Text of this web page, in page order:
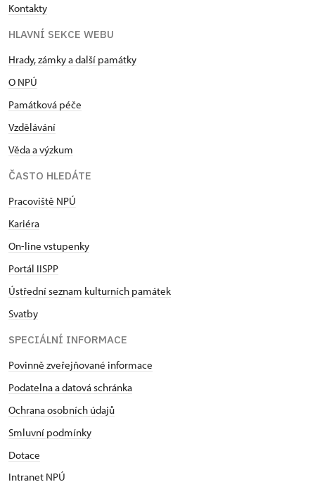
Kontakty
HLAVNÍ SEKCE WEBU
Hrady, zámky a další památky
O NPÚ
Památková péče
Vzdělávání
Věda a výzkum
ČASTO HLEDÁTE
Pracoviště NPÚ
Kariéra
On-line vstupenky
Portál IISPP
Ústřední seznam kulturních památek
Svatby
SPECIÁLNÍ INFORMACE
Povinně zveřejňované informace
Podatelna a datová schránka
Ochrana osobních údajů
Smluvní podmínky
Dotace
Intranet NPÚ